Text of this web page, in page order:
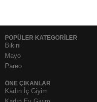
POPÜLER KATEGORİLER
Bikini
Mayo
Pareo
ÖNE ÇIKANLAR
Kadın İç Giyim